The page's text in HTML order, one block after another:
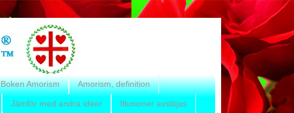
Boken Amorism Amorism, definition
Jämför med andra idéer Illusioner avslöjas